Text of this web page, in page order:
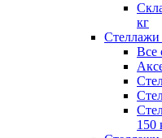
кг
Все
150